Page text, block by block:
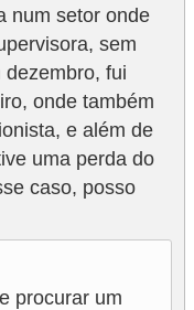
num setor onde
sem
fui
onde também
e além de
uma perda do
caso, posso
procurar um